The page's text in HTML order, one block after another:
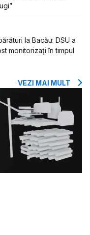
la Bacău: DSU a
monitorizați în timpul
VEZI MAI MULT